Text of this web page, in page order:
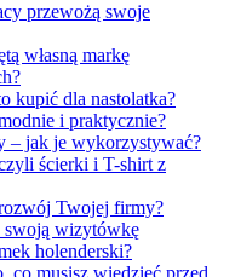
przewożą swoje
własną markę
kupić dla nastolatka?
i praktycznie?
– jak je wykorzystywać?
ścierki i T-shirt z
Twojej firmy?
swoją wizytówkę
holenderski?